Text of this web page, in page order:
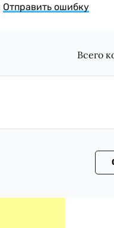
Отправить ошибку
Всего